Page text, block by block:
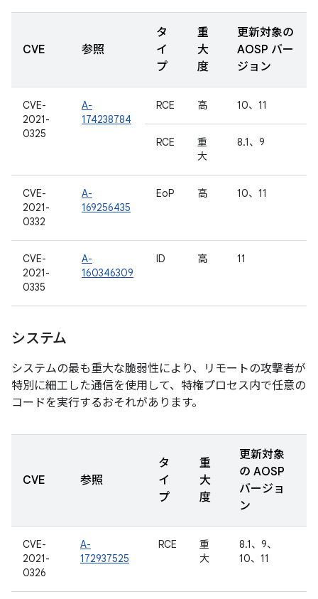
CVE 参照
タ
イ
プ
重
大
度
更新対象の
AOSP バー
ジョン
CVE-
2021-
0325
A-
174238784
RCE 高 10、11
RCE
重
大
8.1、9
CVE-
2021-
0332
A-
169256435
EoP 高 10、11
CVE-
2021-
0335
A-
160346309
ID 高 11
システム
システムの最も重大な脆弱性により、リモートの攻撃者が
特別に細工した通信を使用して、特権プロセス内で任意の
コードを実行するおそれがあります。
CVE 参照
タ
イ
プ
重
大
度
更新対象
の AOSP
バージョ
ン
CVE-
2021-
0326
A-
172937525
RCE
重
大
8.1、9、
10、11